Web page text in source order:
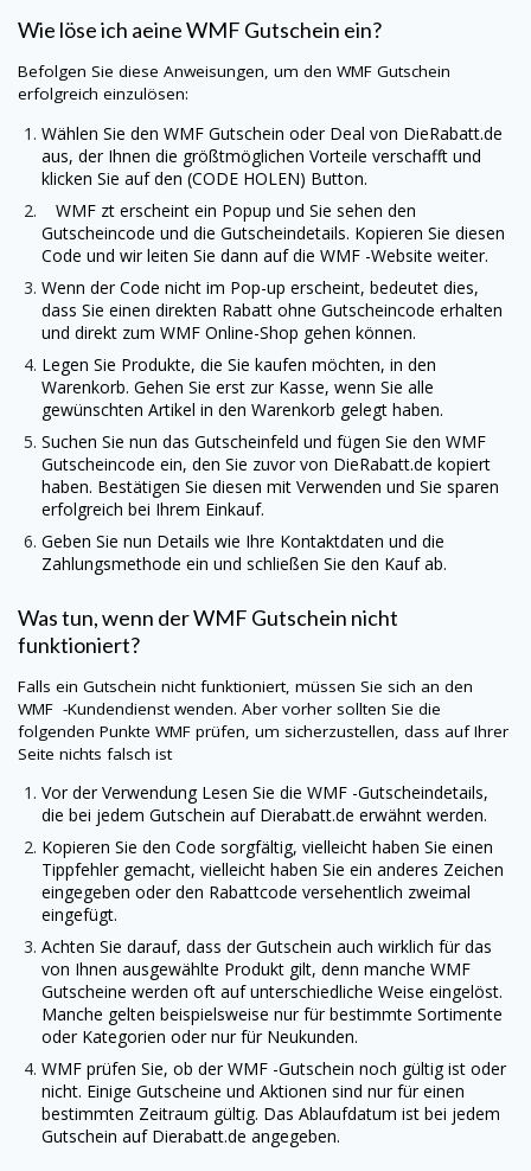
Wie löse ich aeineWMF Gutschein ein?
Befolgen Sie diese Anweisungen, um den WMF Gutschein
erfolgreich einzulösen:
Wählen Sie den WMF Gutschein oder Deal von DieRabatt.de
aus, der Ihnen die größtmöglichen Vorteile verschafft und
klicken Sie auf den (CODE HOLEN) Button.
WMF zt erscheint ein Popup und Sie sehen den
Gutscheincode und die Gutscheindetails. Kopieren Sie diesen
Code und wir leiten Sie dann auf die WMF -Website weiter.
Wenn der Code nicht im Pop-up erscheint, bedeutet dies,
dass Sie einen direkten Rabatt ohne Gutscheincode erhalten
und direkt zum WMF Online-Shop gehen können.
Legen Sie Produkte, die Sie kaufen möchten, in den
Warenkorb. Gehen Sie erst zur Kasse, wenn Sie alle
gewünschten Artikel in den Warenkorb gelegt haben.
Suchen Sie nun das Gutscheinfeld und fügen Sie den WMF
Gutscheincode ein, den Sie zuvor von DieRabatt.de kopiert
haben. Bestätigen Sie diesen mit Verwenden und Sie sparen
erfolgreich bei Ihrem Einkauf.
Geben Sie nun Details wie Ihre Kontaktdaten und die
Zahlungsmethode ein und schließen Sie den Kauf ab.
Was tun, wenn derWMF Gutschein nicht
funktioniert?
Falls ein Gutschein nicht funktioniert, müssen Sie sich an den
WMF -Kundendienst wenden. Aber vorher sollten Sie die
folgenden Punkte WMF prüfen, um sicherzustellen, dass auf Ihrer
Seite nichts falsch ist
Vor der Verwendung Lesen Sie die WMF -Gutscheindetails,
die bei jedem Gutschein aufDierabatt.de erwähnt werden.
Kopieren Sie den Code sorgfältig, vielleicht haben Sie einen
Tippfehler gemacht, vielleicht haben Sie ein anderes Zeichen
eingegeben oder den Rabattcode versehentlich zweimal
eingefügt.
Achten Sie darauf, dass der Gutschein auch wirklich für das
von Ihnen ausgewählte Produkt gilt, denn manche WMF
Gutscheine werden oft auf unterschiedliche Weise eingelöst.
Manche gelten beispielsweise nur für bestimmte Sortimente
oder Kategorien oder nur für Neukunden.
WMF prüfen Sie, ob der WMF -Gutschein noch gültig ist oder
nicht. Einige Gutscheine und Aktionen sind nur für einen
bestimmten Zeitraum gültig. Das Ablaufdatum ist bei jedem
Gutschein aufDierabatt.de angegeben.